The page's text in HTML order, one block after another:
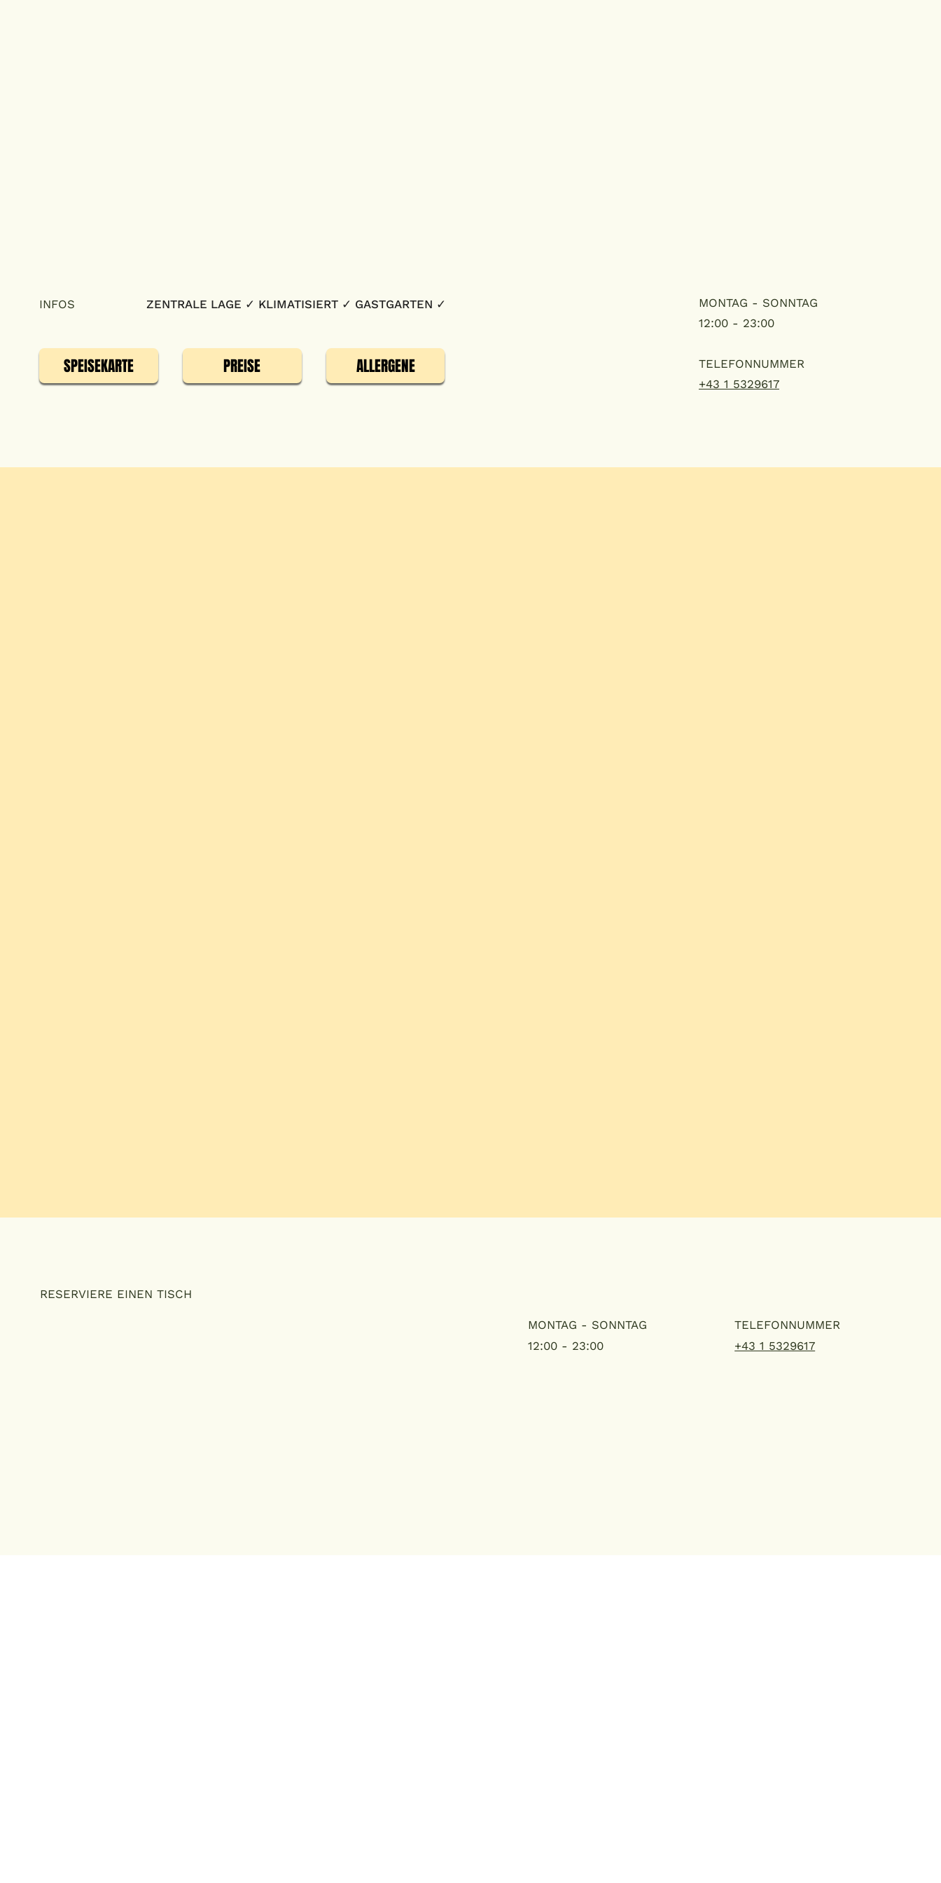
INFOS ZENTRALE LAGE ✓ KLIMATISIERT ✓ GASTGARTEN ✓
SPEISEKARTE PREISE ALLERGENE
MONTAG - SONNTAG
12:00 - 23:00
TELEFONNUMMER
+43 1 5329617
RESERVIERE EINEN TISCH
MONTAG - SONNTAG
12:00 - 23:00
TELEFONNUMMER
+43 1 5329617